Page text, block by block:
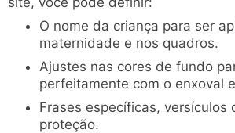
O nome da criança para ser
maternidade e nos quadros.
Ajustes nas cores de fundo
perfeitamente com o enxoval
Frases específicas, versículos
proteção.